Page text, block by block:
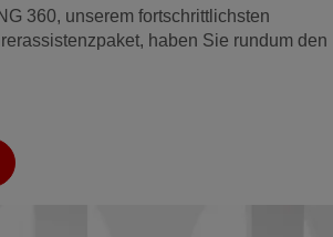
360, unserem fortschrittlichsten
haben Sie rundum den